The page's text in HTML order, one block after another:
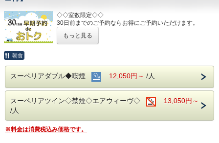
お財布にも優しい ＋ お客様にも優しいホテルです♪♪
ご予約お待ちしてます(*^o^)ノ
◇◇室数限定◇◇
30日前までのご予約ならお得にご予約いただけます。
☆先のご予定がお決まりのお客様には断然オトク☆
会が多い場所を
当ホテルの客室は窓が開放出来る為、簡単に空気を入れ替
える事が可能です。
清掃時は常に換気をして新鮮な空気に入れ替えておりま
～ ビジネス・旅行に最高のロケーション ～
もっと見る
朝食
スーペリアダブル◆喫煙 12,050円～ /人
スーペリアツイン◇禁煙◇エアウィーヴ◇
13,050円～
/人
※料金は消費税込み価格です。